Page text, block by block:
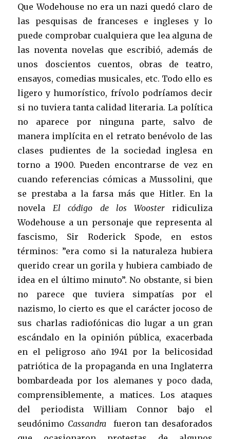
Que Wodehouse no era un nazi quedó claro de
las pesquisas de franceses e ingleses y lo
puede comprobar cualquiera que lea alguna de
las noventa novelas que escribió, además de
unos doscientos cuentos, obras de teatro,
ensayos, comedias musicales, etc. Todo ello es
ligero y humorístico, frívolo podríamos decir
si no tuviera tanta calidad literaria. La política
no aparece por ninguna parte, salvo de
manera implícita en el retrato benévolo de las
clases pudientes de la sociedad inglesa en
torno a 1900. Pueden encontrarse de vez en
cuando referencias cómicas a Mussolini, que
se prestaba a la farsa más que Hitler. En la
novela El código de los Wooster ridiculiza
Wodehouse a un personaje que representa al
fascismo, Sir Roderick Spode, en estos
términos: ”era como si la naturaleza hubiera
querido crear un gorila y hubiera cambiado de
idea en el último minuto”. No obstante, si bien
no parece que tuviera simpatías por el
nazismo, lo cierto es que el carácter jocoso de
sus charlas radiofónicas dio lugar a un gran
escándalo en la opinión pública, exacerbada
en el peligroso año 1941 por la belicosidad
patriótica de la propaganda en una Inglaterra
bombardeada por los alemanes y poco dada,
comprensiblemente, a matices. Los ataques
del periodista William Connor bajo el
seudónimo Cassandra
fueron tan desaforados